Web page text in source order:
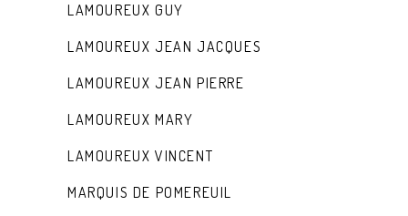
LAMOUREUX GUY
LAMOUREUX JEAN JACQUES
LAMOUREUX JEAN PIERRE
LAMOUREUX MARY
LAMOUREUX VINCENT
MARQUIS DE POMEREUIL